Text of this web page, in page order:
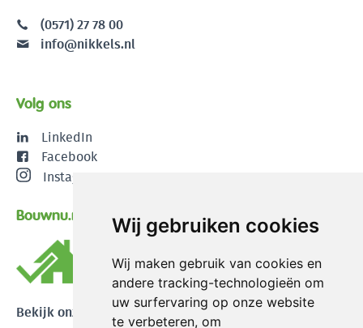
Wij gebruiken cookies
Wij maken gebruik van cookies en
andere tracking-technologieën om
uw surfervaring op onze website
te verbeteren, om
(0571) 27 78 00
info@nikkels.nl
Volg ons
LinkedIn
Facebook
Instagram
Bouwnu.nl
Bekijk onze reviews